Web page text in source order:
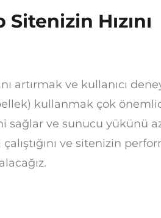
Hızını
artırmak ve kullanıcı
kullanmak çok
sağlar ve sunucu yükünü
ve sitenizin